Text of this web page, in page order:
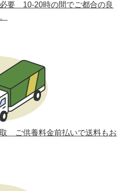
和2年2月13日(木)
令和元年6月12日(水)
平成31年3月13日(水)
成30年11月28日(水)
成30年5月23日(水)
成29年6月14日(水)
要 10-20時の間でご都合の良
ご供養料金前払いで送料もお